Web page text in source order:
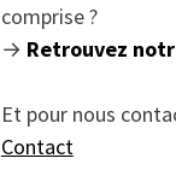
comprise ?
→ Retrouvez
Et pour nous
Contact